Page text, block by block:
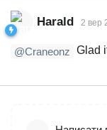
Harald 2 вер
@Craneonz Glad